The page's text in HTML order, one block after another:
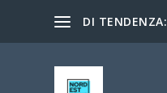
DI TENDENZA: